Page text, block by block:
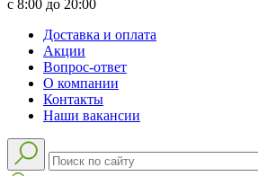
с 8:00 до 20:00
Доставка и оплата
Акции
Вопрос-ответ
О компании
Контакты
Наши вакансии